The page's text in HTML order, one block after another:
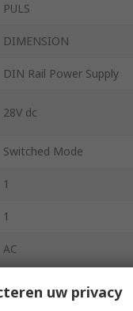
PULS
DIMENSION
DIN Rail Power Supply
28V dc
Switched Mode
1
1
AC
uw privacy